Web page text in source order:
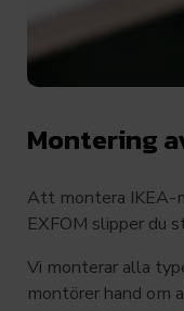
Montering
Att montera IKEA-
EXFOM slipper du
Vi monterar alla
montörer hand om